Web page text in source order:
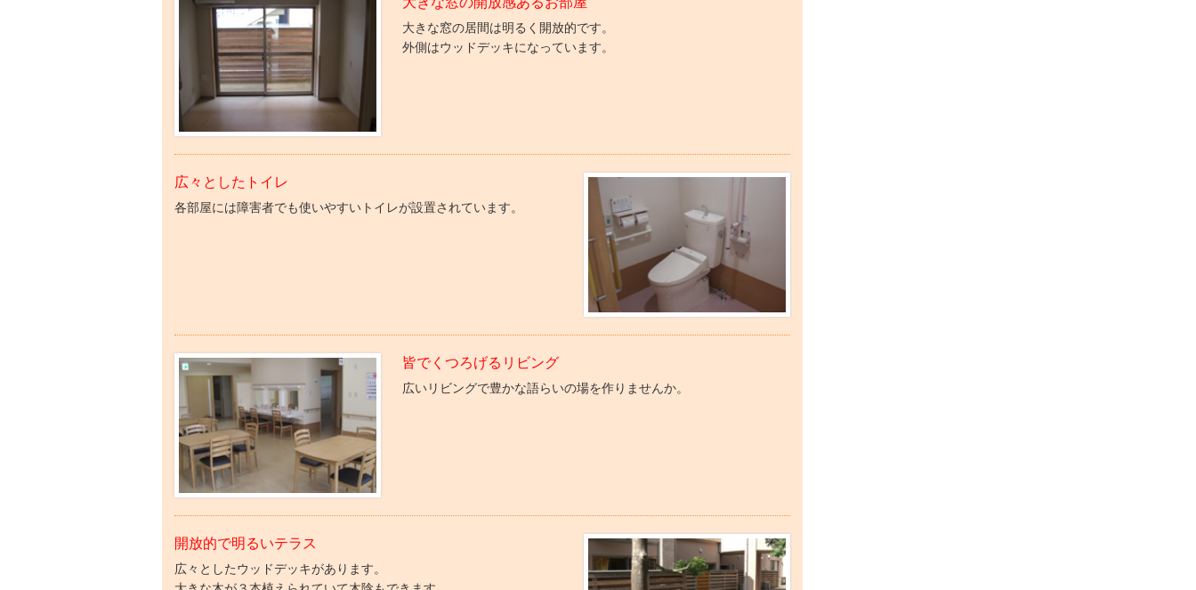
大きな窓の居間は明るく開放的です。
外側はウッドデッキになっています。
広々としたトイレ
各部屋には障害者でも使いやすいトイレが設置されています。
皆でくつろげるリビング
広いリビングで豊かな語らいの場を作りませんか。
開放的で明るいテラス
広々としたウッドデッキがあります。